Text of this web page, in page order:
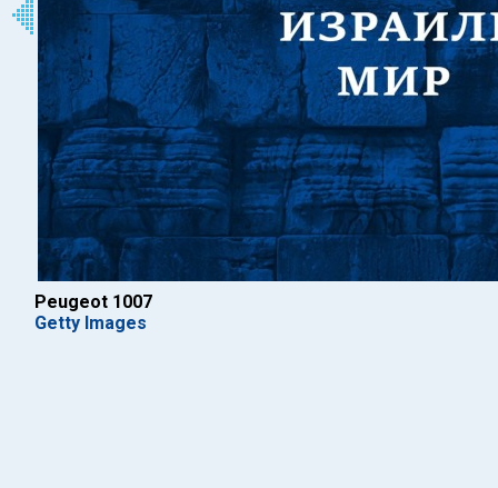
Peugeot 1007
Getty Images